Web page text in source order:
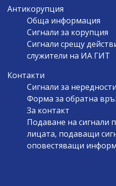
Антикорупция
Обща информация
Сигнали за корупция
Сигнали срещу
служители на ИА ГИТ
Контакти
Сигнали за нередности
Форма за обратна
За контакт
Подаване на сигнали
лицата, подаващи
оповестяващи